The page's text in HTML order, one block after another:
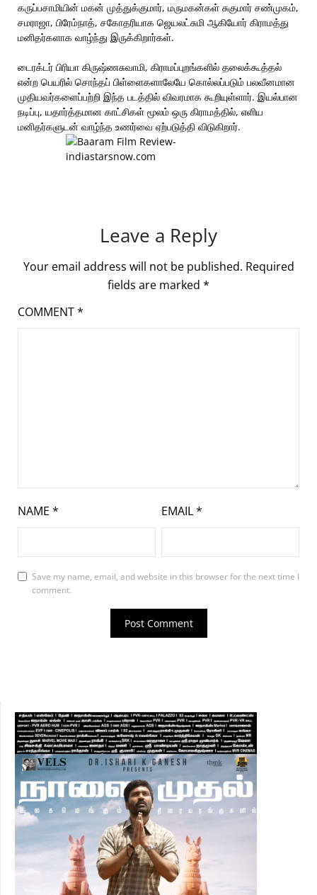
கருப்பசாமியின் மகன் முத்துக்குமார், மருமகன்கள் சுகுமார் சண்முகம்,
சமராஜா, பிரேம்நாத், சகோதரியாக ஜெயலட்சுமி ஆகியோர் கிராமத்து
மனிதர்களாக வாழ்ந்து இருக்கிறார்கள்.
டைரக்டர் பிரியா கிருஷ்ணசுவாமி, கிராமப்புறங்களில் தலைக்கூத்தல்
என்ற பெயரில் சொந்தப் பிள்ளைகளாலேயே கொல்லப்படும் பலவீனமான
முதியவர்களைப்பற்றி இந்த படத்தில் விவரமாக கூறியுள்ளார். இயல்பான
நடிப்பு, யதார்த்தமான காட்சிகள் மூலம் ஒரு கிராமத்தில், எளிய
மனிதர்களுடன் வாழ்ந்த உணர்வை ஏற்படுத்தி விடுகிறார்.
Leave a Reply
Your email address will not be published. Required
fields are marked *
COMMENT*
NAME * EMAIL*
Save my name, email, and website in this browser for the next time I
comment.